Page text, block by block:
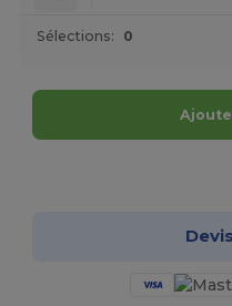
Sélections: 0